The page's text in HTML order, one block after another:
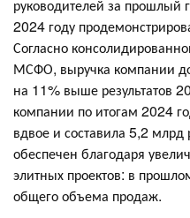
руководителей за прошлый
2024 году
Согласно
МСФО, выручка компании
на 11% выше результатов
компании по итогам 2024
вдвое и составила 5,2 млрд
обеспечен благодаря
элитных проектов: в
общего объема продаж.